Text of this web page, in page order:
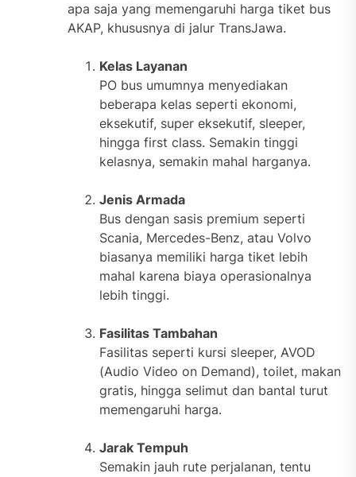
apa saja yang memengaruhi harga tiket bus
AKAP, khususnya di jalur TransJawa.
Kelas Layanan
PO bus umumnya menyediakan
beberapa kelas seperti ekonomi,
eksekutif, super eksekutif, sleeper,
hingga first class. Semakin tinggi
kelasnya, semakin mahal harganya.
Jenis Armada
Bus dengan sasis premium seperti
Scania, Mercedes-Benz, atau Volvo
biasanya memiliki harga tiket lebih
mahal karena biaya operasionalnya
lebih tinggi.
Fasilitas Tambahan
Fasilitas seperti kursi sleeper, AVOD
(Audio Video on Demand), toilet, makan
gratis, hingga selimut dan bantal turut
memengaruhi harga.
Jarak Tempuh
Semakin jauh rute perjalanan, tentu